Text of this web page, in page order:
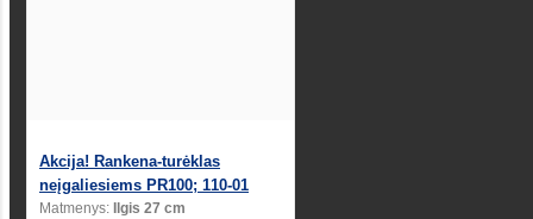
Akcija! Rankena-turėklas
neįgaliesiems PR100; 110-01
Matmenys: Ilgis 27 cm